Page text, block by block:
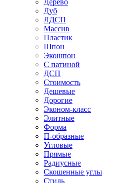
Дерево
Дуб
ЛДСП
Массив
Пластик
Шпон
Экошпон
С патиной
ДСП
Стоимость
Дешевые
Дорогие
Эконом-класс
Элитные
Форма
П-образные
Угловые
Прямые
Радиусные
Скошенные углы
Стиль